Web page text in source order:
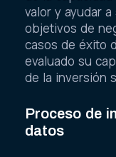
valor y ayudar
objetivos de
casos de éxito
evaluado su
de la inversión
Proceso de
datos